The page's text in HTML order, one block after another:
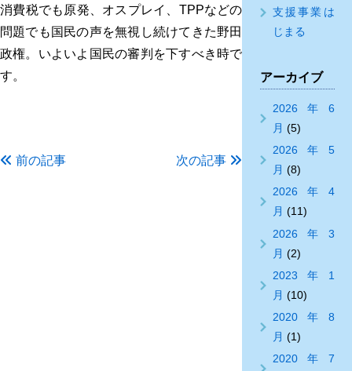
消費税でも原発、オスプレイ、TPPなどの
問題でも国民の声を無視し続けてきた野田
政権。いよいよ国民の審判を下すべき時で
す。
前の記事 次の記事
支援事業は
じまる
アーカイブ
2026年6
月 (5)
2026年5
月 (8)
2026年4
月 (11)
2026年3
月 (2)
2023年1
月 (10)
2020年8
月 (1)
2020年7